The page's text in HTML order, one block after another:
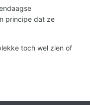
principe dat ze
toch wel zien of